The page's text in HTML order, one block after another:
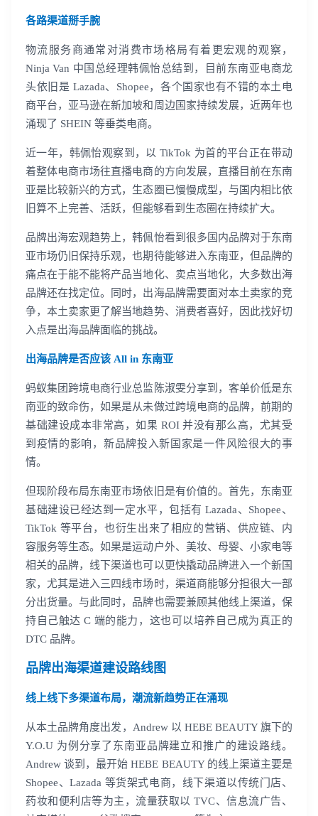
各路渠道掰手腕
物流服务商通常对消费市场格局有着更宏观的观察，
Ninja Van 中国总经理韩佩怡总结到，目前东南亚电商龙
头依旧是 Lazada、Shopee，各个国家也有不错的本土电
商平台，亚马逊在新加坡和周边国家持续发展，近两年也
涌现了 SHEIN 等垂类电商。
近一年，韩佩怡观察到，以 TikTok 为首的平台正在带动
着整体电商市场往直播电商的方向发展，直播目前在东南
亚是比较新兴的方式，生态圈已慢慢成型，与国内相比依
旧算不上完善、活跃，但能够看到生态圈在持续扩大。
品牌出海宏观趋势上，韩佩怡看到很多国内品牌对于东南
亚市场仍旧保持乐观，也期待能够进入东南亚，但品牌的
痛点在于能不能将产品当地化、卖点当地化，大多数出海
品牌还在找定位。同时，出海品牌需要面对本土卖家的竞
争，本土卖家更了解当地趋势、消费者喜好，因此找好切
入点是出海品牌面临的挑战。
出海品牌是否应该 All in 东南亚
蚂蚁集团跨境电商行业总监陈淑雯分享到，客单价低是东
南亚的致命伤，如果是从未做过跨境电商的品牌，前期的
基础建设成本非常高，如果 ROI 并没有那么高，尤其受
到疫情的影响，新品牌投入新国家是一件风险很大的事
情。
但现阶段布局东南亚市场依旧是有价值的。首先，东南亚
基础建设已经达到一定水平，包括有 Lazada、Shopee、
TikTok 等平台，也衍生出来了相应的营销、供应链、内
容服务等生态。如果是运动户外、美妆、母婴、小家电等
相关的品牌，线下渠道也可以更快撬动品牌进入一个新国
家，尤其是进入三四线市场时，渠道商能够分担很大一部
分出货量。与此同时，品牌也需要兼顾其他线上渠道，保
持自己触达 C 端的能力，这也可以培养自己成为真正的
DTC 品牌。
品牌出海渠道建设路线图
线上线下多渠道布局，潮流新趋势正在涌现
从本土品牌角度出发，Andrew 以 HEBE BEAUTY 旗下的
Y.O.U 为例分享了东南亚品牌建立和推广的建设路线。
Andrew 谈到，最开始 HEBE BEAUTY 的线上渠道主要是
Shopee、Lazada 等货架式电商，线下渠道以传统门店、
药妆和便利店等为主，流量获取以 TVC、信息流广告、